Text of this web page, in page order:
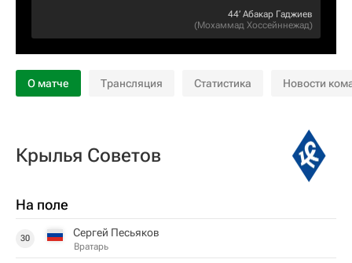
44‎’‎ Абакар Гаджиев
(Мохаммад Хоссейннежад)
О матче Трансляция Статистика Новости
Крылья Советов
На поле
30 Сергей Песьяков
Вратарь